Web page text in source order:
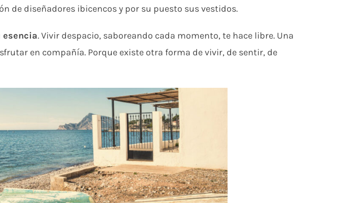
de diseñadores ibicencos y por su puesto sus vestidos.
. Vivir despacio, saboreando cada momento, te hace libre. Una
en compañía. Porque existe otra forma de vivir, de sentir, de